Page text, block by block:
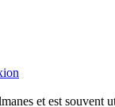
et est souvent